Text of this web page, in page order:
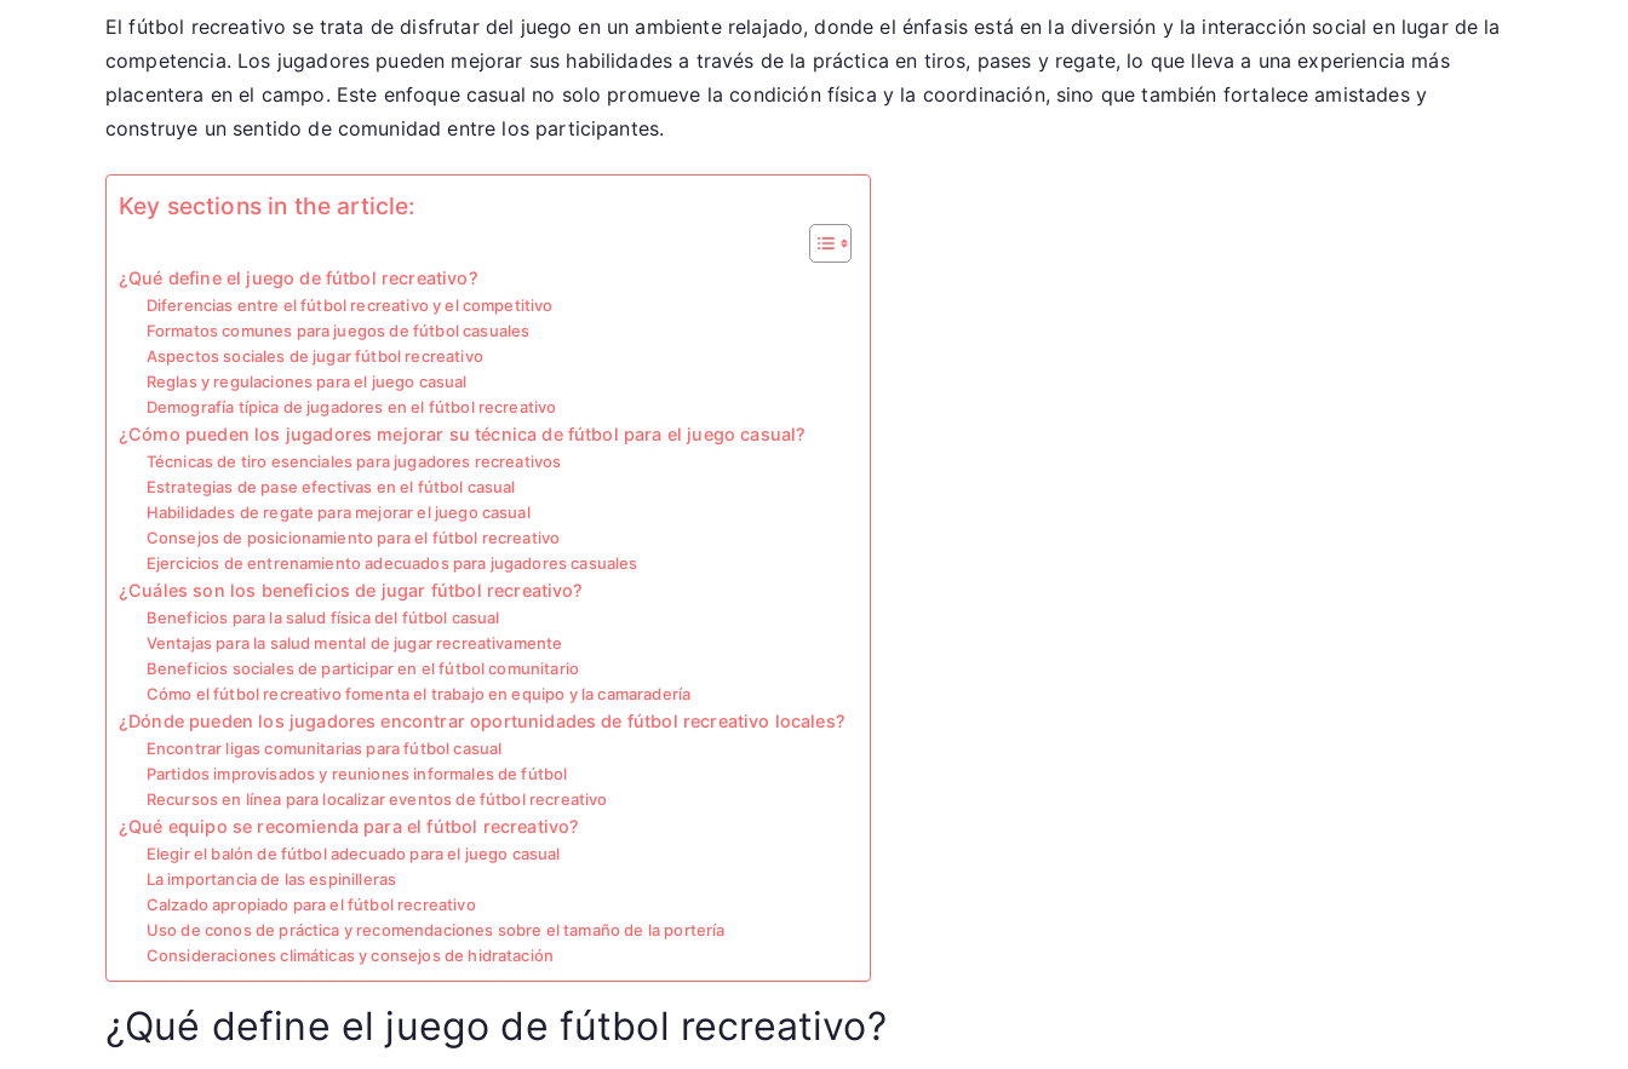
Fútbol
Recreativo:
Juego
El fútbol recreativo se trata de disfrutar del juego en un ambiente relajado, donde el énfasis está en la diversión y la interacción social en lugar de la
competencia. Los jugadores pueden mejorar sus habilidades a través de la práctica en tiros, pases y regate, lo que lleva a una experiencia más
placentera en el campo. Este enfoque casual no solo promueve la condición física y la coordinación, sino que también fortalece amistades y
construye un sentido de comunidad entre los participantes.
Key sections in the article:
¿Qué define el juego de fútbol recreativo?
Diferencias entre el fútbol recreativo y el competitivo
Formatos comunes para juegos de fútbol casuales
Aspectos sociales de jugar fútbol recreativo
Reglas y regulaciones para el juego casual
Demografía típica de jugadores en el fútbol recreativo
¿Cómo pueden los jugadores mejorar su técnica de fútbol para el juego casual?
Técnicas de tiro esenciales para jugadores recreativos
Estrategias de pase efectivas en el fútbol casual
Habilidades de regate para mejorar el juego casual
Consejos de posicionamiento para el fútbol recreativo
Ejercicios de entrenamiento adecuados para jugadores casuales
¿Cuáles son los beneficios de jugar fútbol recreativo?
Beneficios para la salud física del fútbol casual
Ventajas para la salud mental de jugar recreativamente
Beneficios sociales de participar en el fútbol comunitario
Cómo el fútbol recreativo fomenta el trabajo en equipo y la camaradería
¿Dónde pueden los jugadores encontrar oportunidades de fútbol recreativo locales?
Encontrar ligas comunitarias para fútbol casual
Partidos improvisados y reuniones informales de fútbol
Recursos en línea para localizar eventos de fútbol recreativo
¿Qué equipo se recomienda para el fútbol recreativo?
Elegir el balón de fútbol adecuado para el juego casual
La importancia de las espinilleras
Calzado apropiado para el fútbol recreativo
Uso de conos de práctica y recomendaciones sobre el tamaño de la portería
Consideraciones climáticas y consejos de hidratación
¿Qué define el juego de fútbol recreativo?